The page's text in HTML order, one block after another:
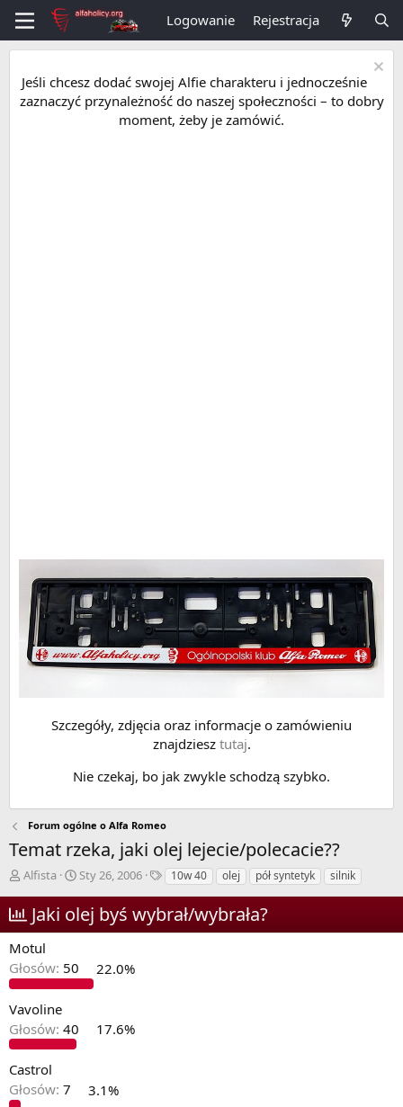
Logowanie Rejestracja
Jeśli chcesz dodać swojej Alfie charakteru i jednocześnie
zaznaczyć przynależność do naszej społeczności – to dobry
moment, żeby je zamówić.
Szczegóły, zdjęcia oraz informacje o zamówieniu
znajdziesz tutaj.
Nie czekaj, bo jak zwykle schodzą szybko.
Forum ogólne o Alfa Romeo
Temat rzeka, jaki olej lejecie/polecacie??
A
t
o
r
w
ą
t
k
u
Alfista
D
t
a
r
p
Sty 26, 2006
T
i
10w 40 olej pół syntetyk silnik
Jaki olej byś wybrał/wybrała?
Motul
Głosów: 50 22.0%
Vavoline
Głosów: 40 17.6%
Castrol
Głosów: 7 3.1%